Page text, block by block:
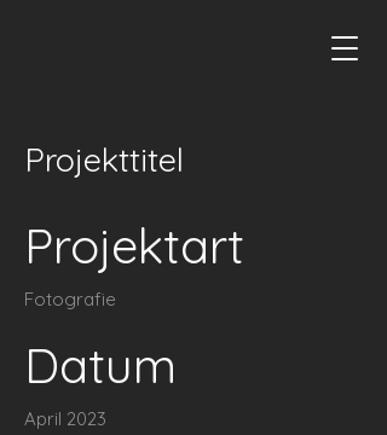
Projekttitel
Projektart
Fotografie
Datum
April 2023